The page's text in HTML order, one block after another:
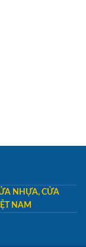
NHỰA, CỬA
NAM